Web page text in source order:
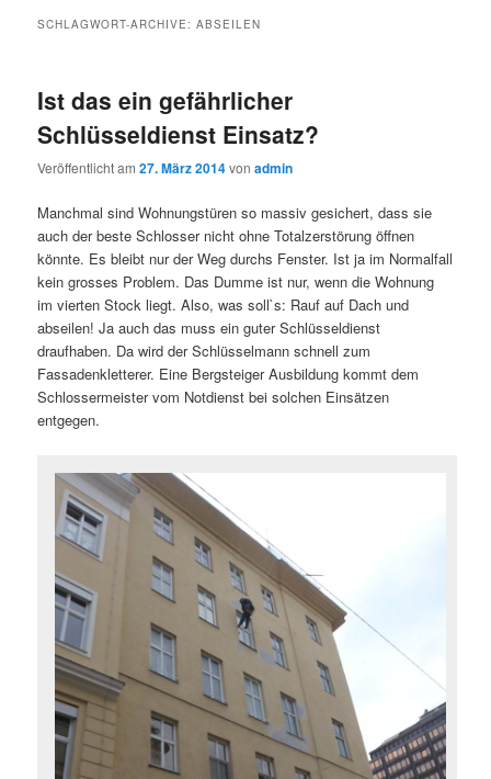
SCHLAGWORT-ARCHIVE:ABSEILEN
Ist das ein gefährlicher
Schlüsseldienst Einsatz?
Veröffentlicht am27. März 2014vonadmin
Manchmal sind Wohnungstüren so massiv gesichert, dass sie
auch der beste Schlosser nicht ohne Totalzerstörung öffnen
könnte. Es bleibt nur der Weg durchs Fenster. Ist ja im Normalfall
kein grosses Problem. Das Dumme ist nur, wenn die Wohnung
im vierten Stock liegt. Also, was soll`s: Rauf auf Dach und
abseilen! Ja auch das muss ein guter Schlüsseldienst
draufhaben. Da wird der Schlüsselmann schnell zum
Fassadenkletterer. Eine Bergsteiger Ausbildung kommt dem
Schlossermeister vom Notdienst bei solchen Einsätzen
entgegen.